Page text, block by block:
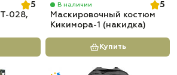
5
028,
В наличии
5
Маскировочный костюм
Кикимора-1 (накидка)
Купить